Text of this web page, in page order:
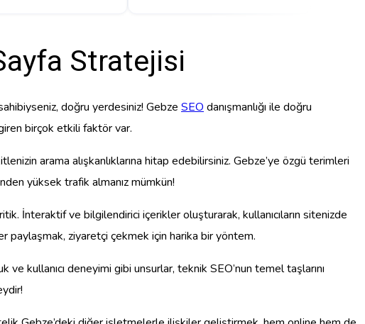
Stratejisi
doğru yerdesiniz! Gebze SEO danışmanlığı ile doğru
birçok etkili faktör var.
arama alışkanlıklarına hitap edebilirsiniz. Gebze’ye özgü terimleri
yüksek trafik almanız mümkün!
İnteraktif ve bilgilendirici içerikler oluşturarak, kullanıcıların sitenizde
paylaşmak, ziyaretçi çekmek için harika bir yöntem.
kullanıcı deneyimi gibi unsurlar, teknik SEO’nun temel taşlarını